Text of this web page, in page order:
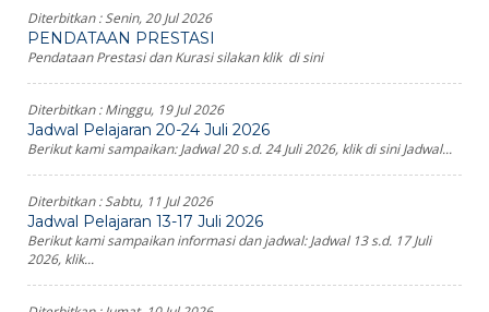
Diterbitkan :Senin, 20 Jul 2026
PENDATAAN PRESTASI
Pendataan Prestasi dan Kurasi silakan klik di sini
Diterbitkan :Minggu, 19 Jul 2026
Jadwal Pelajaran 20-24 Juli 2026
Berikut kami sampaikan: Jadwal 20 s.d. 24 Juli 2026, klik di sini Jadwal...
Diterbitkan :Sabtu, 11 Jul 2026
Jadwal Pelajaran 13-17 Juli 2026
Berikut kami sampaikan informasi dan jadwal: Jadwal 13 s.d. 17 Juli
2026, klik...